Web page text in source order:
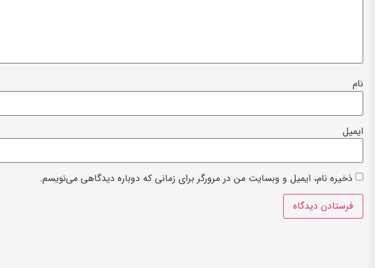
نام
ایمیل
ذخیره نام، ایمیل و وبسایت من در مرورگر برای زمانی که دوباره دیدگاهی می‌نویسم.